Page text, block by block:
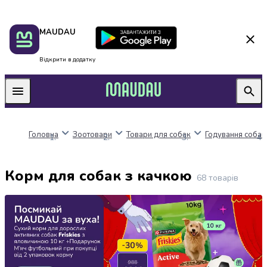
школяра
Оплата
нацкешбек
Алкоголь
вина
Міцний
Бренді
і
коньяк
Горілка
Дніпро
Одеса
Львів
Харків
MAUDAU
Відкрити в додатку
Головна Зоотовари Товари для собак Годування собак
Корм для собак з качкою 68 товарів